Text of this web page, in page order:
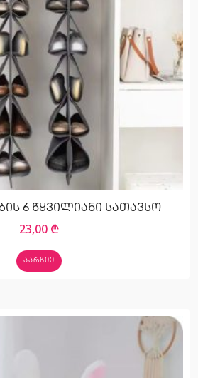
6 წყვილიანი სათავსო
23,00 ₾
ᲐᲐᲠᲩᲘᲔ